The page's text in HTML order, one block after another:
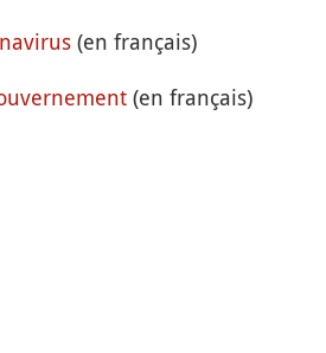
(en français)
(en français)